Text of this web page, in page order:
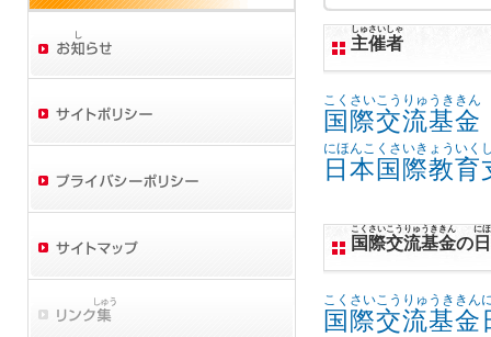
主催者
しゅさいしゃ
国際交流基金
こくさいこうりゅうききん
日本国際教育
にほんこくさいきょういく
国際交流基金
こくさいこうりゅうききん
の
に
国際交流基金
こくさいこうりゅうききん